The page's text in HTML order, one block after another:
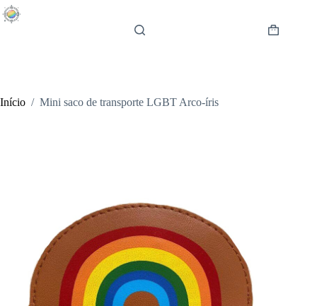
Pular
para
Carrinho
Início / Mini saco de transporte LGBT Arco-íris